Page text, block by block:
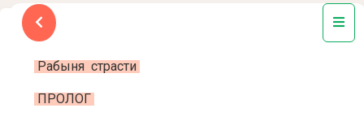
Бертрис
Рабыня страсти
ПРОЛОГ